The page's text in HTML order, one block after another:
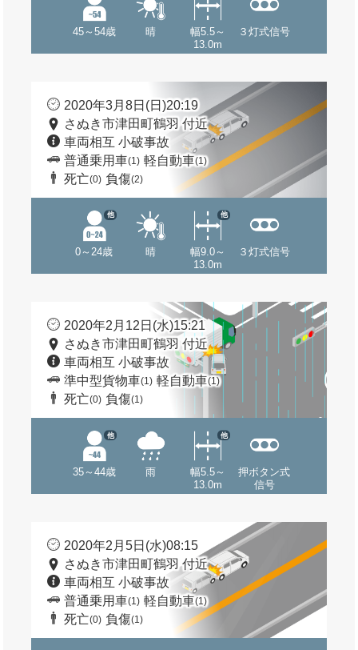
45～54歳 晴
幅5.5～
13.0m
３灯式信号
2020年3月8日(日)20:19
さぬき市津田町鶴羽 付近
車両相互 小破事故
普通乗用車(1) 軽自動車(1)
死亡(0) 負傷(2)
0～24歳
他
晴
幅9.0～
13.0m
他
３灯式信号
2020年2月12日(水)15:21
さぬき市津田町鶴羽 付近
車両相互 小破事故
準中型貨物車(1) 軽自動車(1)
死亡(0) 負傷(1)
35～44歳
他
雨
幅5.5～
13.0m
他
押ボタン式
信号
2020年2月5日(水)08:15
さぬき市津田町鶴羽 付近
車両相互 小破事故
普通乗用車(1) 軽自動車(1)
死亡(0) 負傷(1)